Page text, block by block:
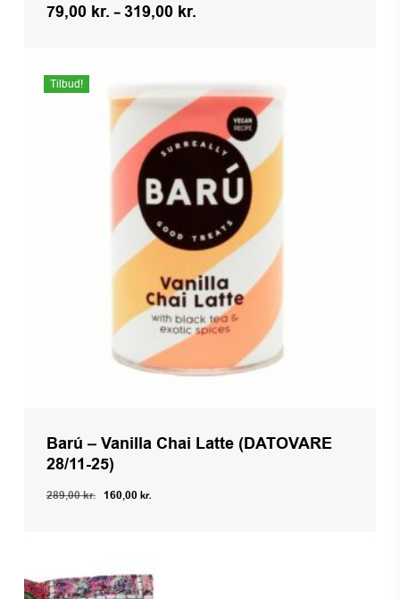
79,00 kr. –319,00 kr.
Tilbud!
Barú – Vanilla Chai Latte (DATOVARE
28/11-25)
289,00kr. Den
289,00 kr..
160,00 kr.Den
160,00 kr..